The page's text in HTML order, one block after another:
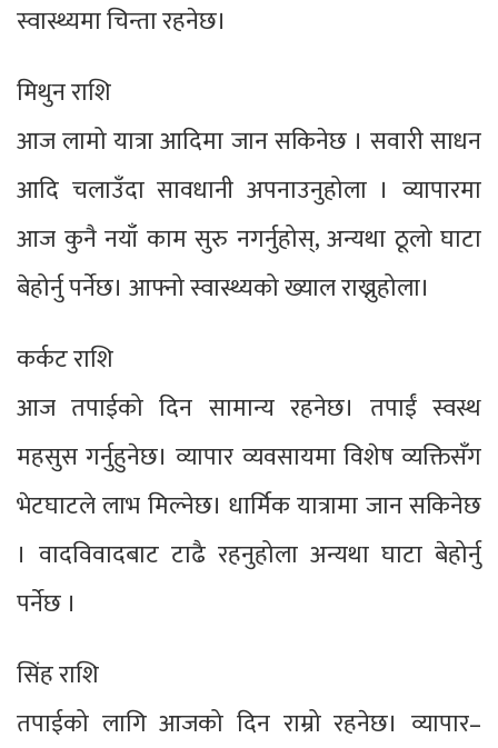
स्वास्थ्यमा चिन्ता रहनेछ।
मिथुन राशि
आज लामो यात्रा आदिमा जान सकिनेछ । सवारी साधन
आदि चलाउँदा सावधानी अपनाउनुहोला । व्यापारमा
आज कुनै नयाँ काम सुरु नगर्नुहोस्, अन्यथा ठूलो घाटा
बेहोर्नु पर्नेछ। आफ्नो स्वास्थ्यको ख्याल राख्नुहोला।
कर्कट राशि
आज तपाईको दिन सामान्य रहनेछ। तपाईं स्वस्थ
महसुस गर्नुहुनेछ। व्यापार व्यवसायमा विशेष व्यक्तिसँग
भेटघाटले लाभ मिल्नेछ। धार्मिक यात्रामा जान सकिनेछ
। वादविवादबाट टाढै रहनुहोला अन्यथा घाटा बेहोर्नु
पर्नेछ ।
सिंह राशि
तपाईको लागि आजको दिन राम्रो रहनेछ। व्यापार–